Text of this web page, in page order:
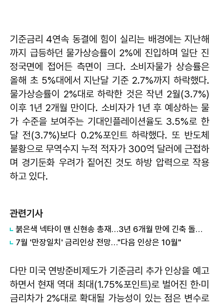
기준금리 4연속 동결에 힘이 실리는 배경에는 지난해
까지 급등하던 물가상승률이 2%에 진입하며 일단 진
정국면에 접어든 측면이 크다. 소비자물가 상승률은
올해 초 5%대에서 지난달 기준 2.7%까지 하락했다.
물가상승률이 2%대로 하락한 것은 작년 2월(3.7%)
이후 1년 2개월 만이다. 소비자가 1년 후 예상하는 물
가 수준을 보여주는 기대인플레이션율도 3.5%로 한
달 전(3.7%)보다 0.2%포인트 하락했다. ​또 반도체
불황으로 무역수지 누적 적자가 300억 달러에 근접하
며 경기둔화 우려가 짙어진 것도 하방 압력으로 작용
하고 있다.
관련기사
붉은색 넥타이 맨 신현송 총재…3년 6개월 만에 긴축 돌입할까
7월 '만장일치' 금리인상 전망…"다음 인상은 10월"
다만 미국 연방준비제도가 기준금리 추가 인상을 예고
하면서 현재 역대 최대(1.75%포인트)로 벌어진 한·미
금리차가 2%대로 확대될 가능성이 있는 점은 변수로